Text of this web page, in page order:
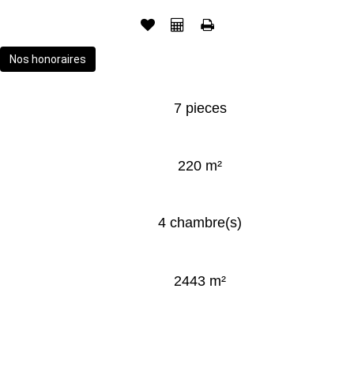
Nos honoraires
7 pieces
220 m²
4 chambre(s)
2443 m²